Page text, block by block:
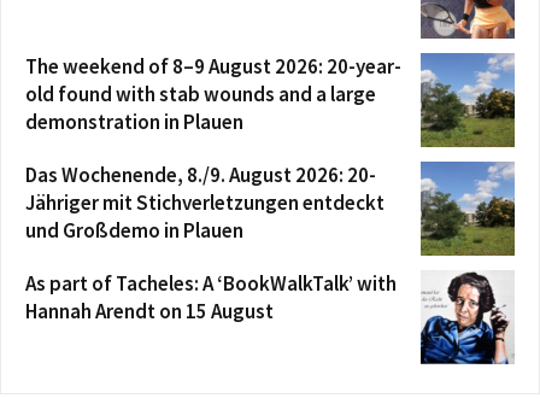
The weekend of 8–9 August 2026: 20-year-
old found with stab wounds and a large
demonstration in Plauen
Das Wochenende, 8./9. August 2026: 20-
Jähriger mit Stichverletzungen entdeckt
und Großdemo in Plauen
As part of Tacheles: A ‘BookWalkTalk’ with
Hannah Arendt on 15 August